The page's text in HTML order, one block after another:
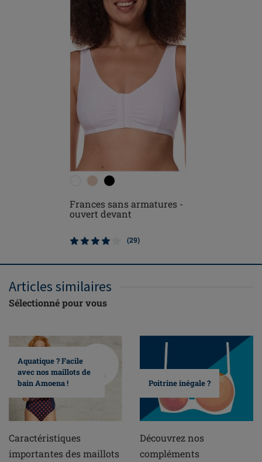
Frances sans armatures -
ouvert devant
(29)
Articles similaires
Sélectionné pour vous
Aquatique ? Facile
avec nos maillots de
bain Amoena !
Caractéristiques
importantes des maillots
Poitrine inégale ?
Découvrez nos
compléments